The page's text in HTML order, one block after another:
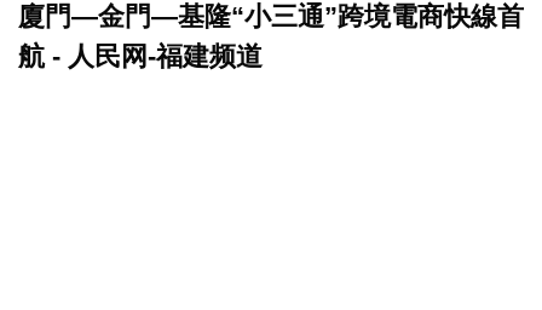
廈門—金門—基隆“小三通”跨境電商快線首
航 - 人民网-福建频道